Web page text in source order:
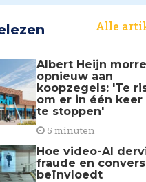
Alle
Albert Heijn
opnieuw aan
koopzegels: 'Te
om er in één keer
te stoppen'
5 minuten
Hoe video-AI
fraude en
beïnvloedt